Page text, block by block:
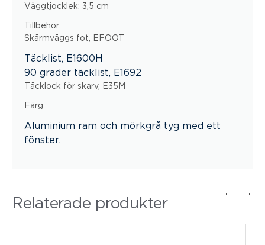
Väggtjocklek: 3,5 cm
Tillbehör:
Skärmväggs fot, EFOOT
Täcklist, E1600H
90 grader täcklist, E1692
Täcklock för skarv, E35M
Färg:
Aluminium ram och mörkgrå tyg med ett
fönster.
Relaterade produkter